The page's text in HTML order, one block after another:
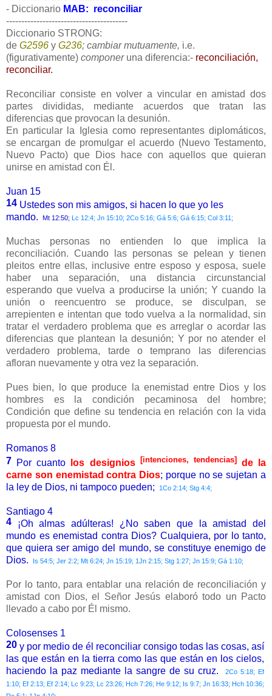
- Diccionario MAB: reconciliar
----------------------------------------
Diccionario STRONG:
de G2596 y G236; cambiar mutuamente, i.e.
(figurativamente) componeruna diferencia:- reconciliación,
reconciliar.
Reconciliar consiste en volver a vincular en amistad dos
partes divididas, mediante acuerdos que tratan las
diferencias que provocan la desunión.
En particular la Iglesia como representantes diplomáticos,
se encargan de promulgar el acuerdo (Nuevo Testamento,
Nuevo Pacto) que Dios hace con aquellos que quieran
unirse en amistad con Él.
Juan 15
14 Ustedes son mis amigos, si hacen lo que yo les
mando.
Mt 12:50; Lc 12:4; Jn 15:10; 2Co 5:16; Gá 5:6; Gá 6:15; Col 3:11;
Muchas personas no entienden lo que implica la
reconciliación. Cuando las personas se pelean y tienen
pleitos entre ellas, inclusive entre esposo y esposa, suele
haber una separación, una distancia circunstancial
esperando que vuelva a producirse la unión; Y cuando la
unión o reencuentro se produce, se disculpan, se
arrepienten e intentan que todo vuelva a la normalidad, sin
tratar el verdadero problema que es arreglar o acordar las
diferencias que plantean la desunión; Y por no atender el
verdadero problema, tarde o temprano las diferencias
afloran nuevamente y otra vez la separación.
Pues bien, lo que produce la enemistad entre Dios y los
hombres es la condición pecaminosa del hombre;
Condición que define su tendencia en relación con la vida
propuesta por el mundo.
Romanos 8
7 Por cuanto los designios [intenciones, tendencias]de la
carne son enemistad contra Dios; porque no se sujetan a
la ley de Dios, ni tampoco pueden;
1Co 2:14; Stg 4:4;
Santiago 4
4
¡Oh almas adúlteras! ¿No saben que la amistad del
mundo es enemistad contra Dios? Cualquiera, por lo tanto,
que quiera ser amigo del mundo, se constituye enemigo de
Dios.
Is 54:5; Jer 2:2; Mt 6:24; Jn 15:19; 1Jn 2:15; Stg 1:27; Jn 15:9; Gá 1:10;
Por lo tanto, para entablar una relación de reconciliación y
amistad con Dios, el Señor Jesús elaboró todo un Pacto
llevado a cabo por Él mismo.
Colosenses 1
20 y por medio de él reconciliar consigo todas las cosas, así
las que están en la tierra como las que están en los cielos,
haciendo la paz mediante la sangre de su cruz.
2Co 5:18; Ef
1:10; Ef 2:13; Ef 2:14; Lc 9:23; Lc 23:26; Hch 7:26; He 9:12; Is 9:7; Jn 16:33; Hch 10:36;